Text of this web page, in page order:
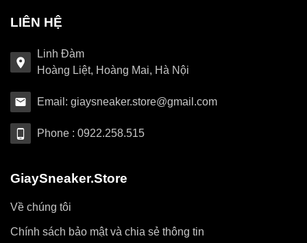
LIÊN HỆ
Linh Đàm
Hoàng Liệt, Hoàng Mai, Hà Nội
Email: giaysneaker.store@gmail.com
Phone : 0922.258.515
GiaySneaker.Store
Về chúng tôi
Chính sách bảo mật và chia sẻ thông tin